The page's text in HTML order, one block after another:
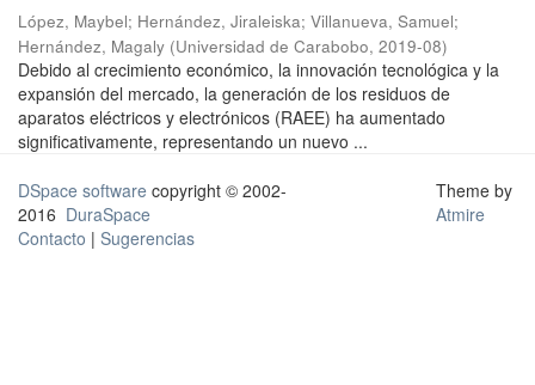
López, Maybel; Hernández, Jiraleiska; Villanueva, Samuel;
Hernández, Magaly (Universidad de Carabobo, 2019-08)
Debido al crecimiento económico, la innovación tecnológica y la
expansión del mercado, la generación de los residuos de
aparatos eléctricos y electrónicos (RAEE) ha aumentado
significativamente, representando un nuevo ...
DSpace software copyright © 2002-
2016 DuraSpace
Contacto | Sugerencias
Theme by
Atmire